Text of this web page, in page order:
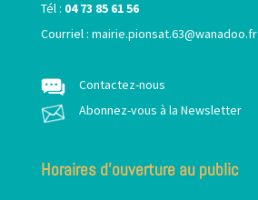
Tél : 04 73 85 61 56
Courriel : mairie.pionsat.63@wanadoo.fr
Contactez-nous
Abonnez-vous à la Newsletter
Horaires d’ouverture au public